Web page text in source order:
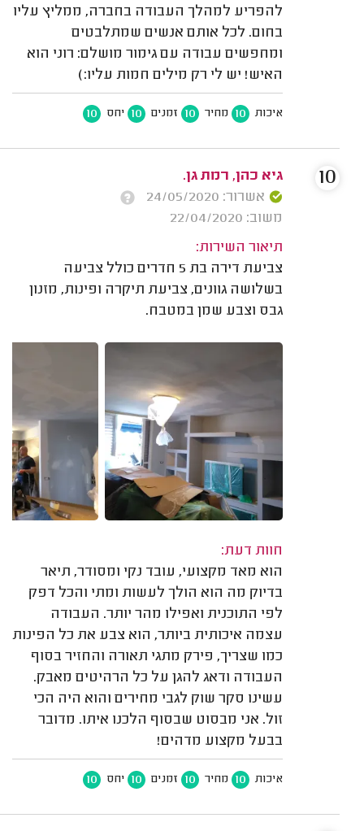
להפריע למהלך העבודה בחברה, ממליץ עליו
בחום. לכל אותם אנשים שמתלבטים
ומחפשים עבודה עם גימור מושלם: רוני הוא
האיש! יש לי רק מילים חמות עליו:)
איכות 10 מחיר 10 זמנים 10 יחס 10
גיא כהן, רמת גן.
אשרור: 24/05/2020
משוב: 22/04/2020
תיאור השירות:
צביעת דירה בת 5 חדרים כולל צביעה
בשלושה גוונים, צביעת תיקרה ופינות, מזנון
גבס וצבע שמן במטבח.
חוות דעת:
הוא מאד מקצועי, עובד נקי ומסודר, תיאר
בדיוק מה הוא הולך לעשות ומתי והכל דפק
לפי התוכנית ואפילו מהר יותר. העבודה
עצמה איכותית ביותר, הוא צבע את כל הפינות
כמו שצריך, פירק מתגי תאורה והחזיר בסוף
העבודה ודאג להגן על כל הרהיטים מאבק.
עשינו סקר שוק לגבי מחירים והוא היה הכי
זול. אני מבסוט שבסוף הלכנו איתו. מדובר
בבעל מקצוע מדהים!
איכות 10 מחיר 10 זמנים 10 יחס 10
10